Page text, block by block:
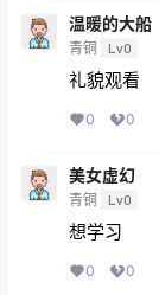
温暖的大船
青铜 Lv0
礼貌观看
0 0
美女虚幻
青铜 Lv0
想学习
0 0